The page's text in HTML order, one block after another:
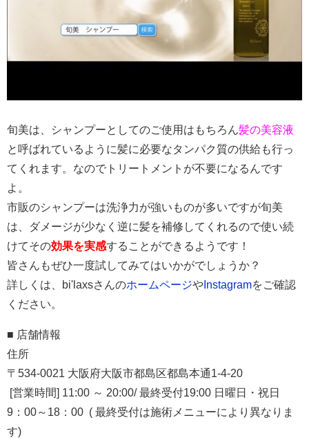
旬美は、シャンプーとしてのご使用はもちろん髪の美容液
と呼ばれているように髪に必要なタンパク質の供給も行っ
てくれます。なのでトリートメントが不要になるんです
よ。
市販のシャンプーは洗浄力が強いものが多いですが旬美
は、ダメージが少なく逆に髪を補修してくれるので使い続
けてその効果を実感することができるようです！
皆さんもぜひ一度試してみてはいかがでしょうか？
詳しくは、bi'laxsさんのホームページや Instagramをご確認
ください。
■ 店舗情報
住所
〒534-0021 大阪府大阪市都島区都島本通1-4-20
[営業時間] 11:00 ～ 20:00/ 最終受付19:00 日曜日・祝日
9：00～18：00 ( 最終受付は施術メニューにより異なりま
す)